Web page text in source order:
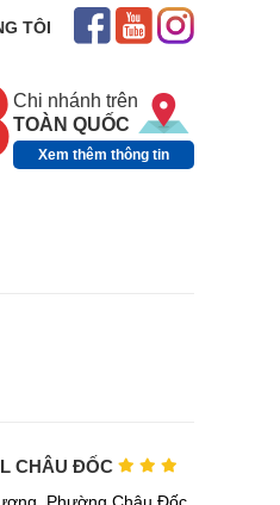
TÔI
Chi nhánh trên
TOÀN QUỐC
Xem thêm thông tin
CHÂU ĐỐC